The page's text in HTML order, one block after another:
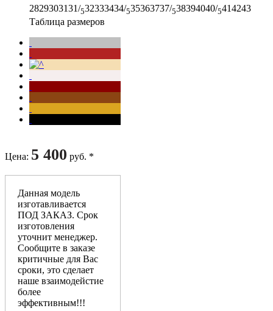
2829303131/532333434/535363737/538394040/5414243
Таблица размеров
Цена: 5 400 руб. *
Данная модель
изготавливается
ПОД ЗАКАЗ. Срок
изготовления
уточнит менеджер.
Сообщите в заказе
критичные для Вас
сроки, это сделает
наше взаимодейстие
более
эффективным!!!